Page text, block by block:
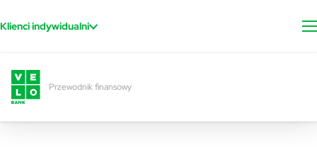
Klienci indywidualni
Przewodnik finansowy